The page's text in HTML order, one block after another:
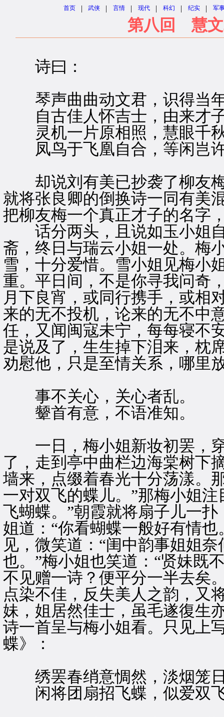
首页 | 武侠 | 言情 | 现代 | 科幻 | 纪实 | 军
第八回 慧文
诗曰：
琴声曲曲动文君，识得当
自古佳人怀吉士，由来才
灵机一片原相照，慧眼千
凤鸟于飞凰自合，等闲岂
却说刘有美已抄袭了柳友梅
就将张良卿的倒换诗一同有美
把柳友梅一个真正才子的名字
话分两头，且说如玉小姐自
斋，终日与瑞云小姐一处。梅
雪，十分爱惜。雪小姐见梅小
重。平日间，不是你寻我问奇
月下良宵，或同行携手，或相
来的无不投机，论来的无不中
任，又闻闽寇未宁，每每寝不
是说及了，生生掉下泪来，枕
劝慰他，只是至情关系，哪里
事不关心，关心者乱。
颦首有意，不语准知。
一日，梅小姐新妆初罢，穿
了，走到亭中曲栏边海棠树下
墙来，点缀着春光十分荡漾。
一对双飞的蝶儿。”那梅小姐
飞蝴蝶。”朝霞就将扇子儿一
姐道：“你看蝴蝶一般好有情
见，微笑道：“闺中韵事姐姐
也。”梅小姐也笑道：“贤妹既
不见赠一诗？便平分一半去矣
点染不佳，反失美人之韵，又
妹，姐居然佳士，虽毛遂復生
诗一首呈与梅小姐看。只见上
蝶》：
绣罢春绡意惆然，淡烟笼
闲将团扇招飞蝶，似爱双